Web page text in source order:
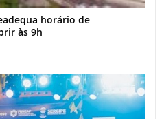
horário de
às 9h